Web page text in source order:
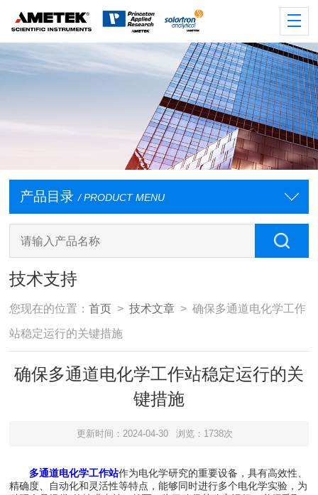
产品目录 / PRODUCT MENU
技术支持
您现在的位置：首页 >技术文章 > 确保多通道电化学工作
站稳定运行的关键措施
确保多通道电化学工作站稳定运行的关
键措施
更新时间：2024-04-30 浏览：1738次
多通道电化学工作站作为电化学研究的重要设备，具有高效性、
精确度、自动化和灵活性等特点，能够同时进行多个电化学实验，为